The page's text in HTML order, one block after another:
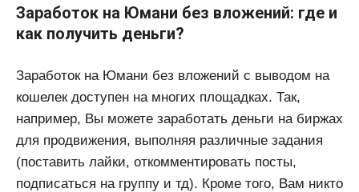
Заработок на Юмани без вложений: где и
как получить деньги?
Заработок на Юмани без вложений с выводом на
кошелек доступен на многих площадках. Так,
например, Вы можете заработать деньги на биржах
для продвижения, выполняя различные задания
(поставить лайки, откомментировать посты,
подписаться на группу и тд). Кроме того, Вам никто